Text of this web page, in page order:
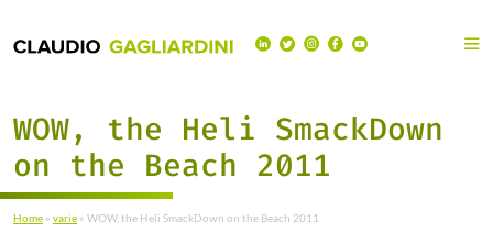
WOW, the Heli SmackDown
on the Beach 2011
Home » varie » WOW, the Heli SmackDown on the Beach 2011